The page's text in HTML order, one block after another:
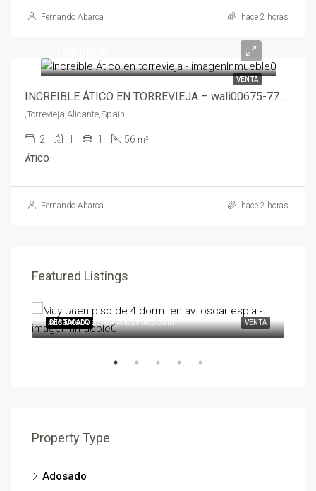
Fernando Abarca hace 2 horas
VENTA
INCREIBLE ÁTICO EN TORREVIEJA – wali00675-7705
,Torrevieja,Alicante,Spain
2 1 1 56 m²
ÁTICO
Fernando Abarca hace 2 horas
Featured Listings
VENTA
DESTACADO
595,000€
,Alicante/Alacant,Alicante,Spain
Property Type
Adosado